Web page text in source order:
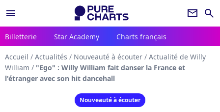
menu newsletter search
Billetterie Star Academy Charts français
Accueil / Actualités / Nouveauté à écouter / Actualité de Willy
William / "Ego" : Willy William fait danser la France et
l'étranger avec son hit dancehall
Nouveauté à écouter